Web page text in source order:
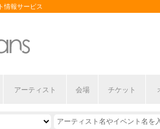
情報サービス
アーティスト 会場 チケット
【フェス特集2026】フェス情報はここから！